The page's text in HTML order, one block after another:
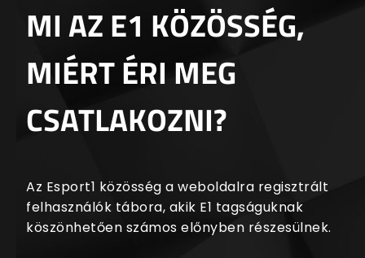
MI AZ E1 KÖZÖSSÉG,
MIÉRT ÉRI MEG
CSATLAKOZNI?
Az Esport1 közösség a weboldalra regisztrált
felhasználók tábora, akik E1 tagságuknak
köszönhetően számos előnyben részesülnek.